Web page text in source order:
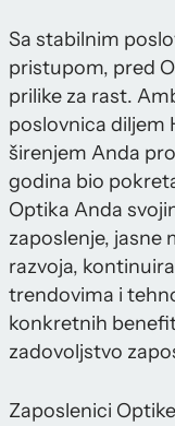
Sa stabilnim
pristupom, pred
prilike za rast.
poslovnica diljem
širenjem Anda
godina bio
Optika Anda
zaposlenje,
razvoja,
trendovima i
konkretnih
zadovoljstvo
Zaposlenici